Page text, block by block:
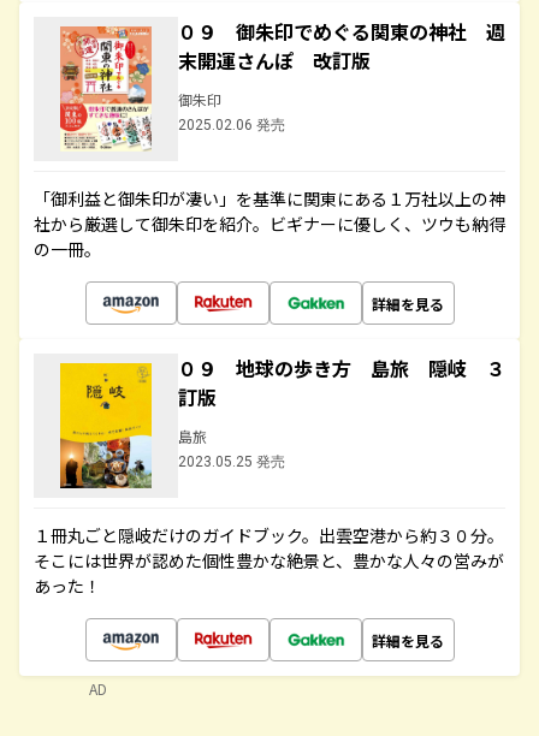
０９ 御朱印でめぐる関東の神社 週
末開運さんぽ 改訂版
御朱印
2025.02.06 発売
「御利益と御朱印が凄い」を基準に関東にある１万社以上の神
社から厳選して御朱印を紹介。ビギナーに優しく、ツウも納得
の一冊。
詳細を見る
０９ 地球の歩き方 島旅 隠岐 ３
訂版
島旅
2023.05.25 発売
１冊丸ごと隠岐だけのガイドブック。出雲空港から約３０分。
そこには世界が認めた個性豊かな絶景と、豊かな人々の営みが
あった！
詳細を見る
AD